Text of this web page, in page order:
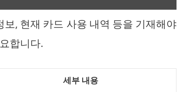
, 현재 카드 사용 내역 등을 기재해야
합니다.
세부 내용